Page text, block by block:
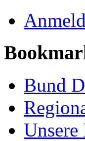
Bund
Unsere